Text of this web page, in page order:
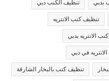
بدبي تنظيف الكنب دبي
تنظيف كنب الانتريه
الانتريه بدبي
في دبي
تنظيف كنب بالبخار الشارقة